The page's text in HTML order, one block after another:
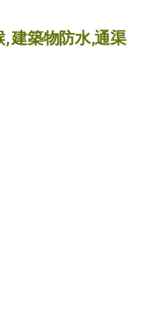
建築物防水,通渠